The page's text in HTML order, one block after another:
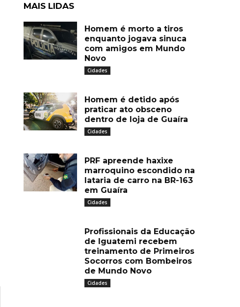
MAIS LIDAS
Homem é morto a tiros
enquanto jogava sinuca
com amigos em Mundo
Novo
Cidades
Homem é detido após
praticar ato obsceno
dentro de loja de Guaíra
Cidades
PRF apreende haxixe
marroquino escondido na
lataria de carro na BR-163
em Guaíra
Cidades
Profissionais da Educação
de Iguatemi recebem
treinamento de Primeiros
Socorros com Bombeiros
de Mundo Novo
Cidades